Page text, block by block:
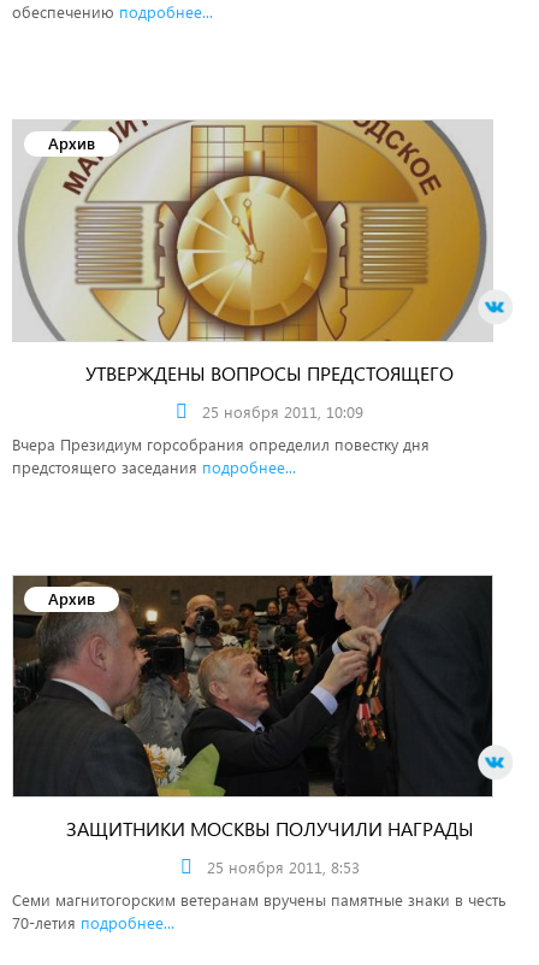
обеспечению подробнее...
Архив
УТВЕРЖДЕНЫ ВОПРОСЫ ПРЕДСТОЯЩЕГО
25 ноября 2011, 10:09
Вчера Президиум горсобрания определил повестку дня
предстоящего заседания подробнее...
Архив
ЗАЩИТНИКИ МОСКВЫ ПОЛУЧИЛИ НАГРАДЫ
25 ноября 2011, 8:53
Семи магнитогорским ветеранам вручены памятные знаки в честь
70-летия подробнее...